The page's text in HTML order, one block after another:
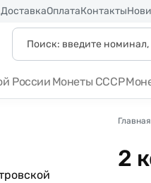
ДоставкаОплатаКонтакты
России Монеты СССР
Главная
2